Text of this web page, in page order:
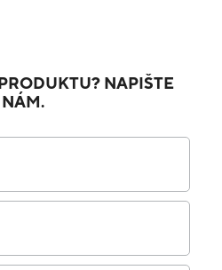
NAPIŠTE
NÁM.